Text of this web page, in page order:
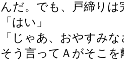
んだ。でも、戸締りは
「はい」
「じゃあ、おやすみ
そう言ってＡがそこ